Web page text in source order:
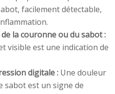
facilement détectable,
la couronne ou du sabot :
visible est une indication de
digitale : Une douleur
sabot est un signe de